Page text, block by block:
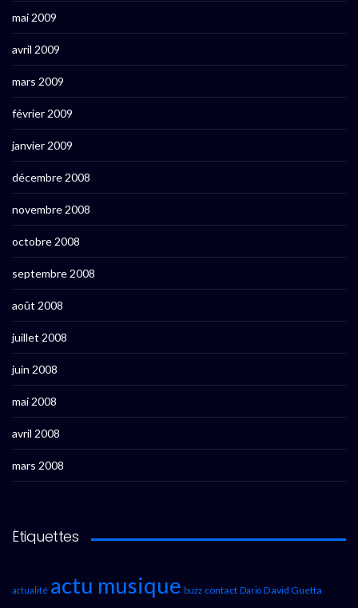
mai 2009
avril 2009
mars 2009
février 2009
janvier 2009
décembre 2008
novembre 2008
octobre 2008
septembre 2008
août 2008
juillet 2008
juin 2008
mai 2008
avril 2008
mars 2008
Étiquettes
actualité actu musique buzz contact Dario David Guetta